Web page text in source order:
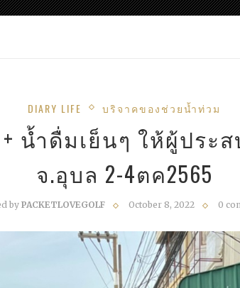
DIARY LIFE บริจาคของช่วยน้ำท่วม
น้ำดื่มเย็นๆ ให้ผู้ประ
จ.อุบล 2-4ตค2565
by PACKETLOVEGOLF October 8, 2022 0